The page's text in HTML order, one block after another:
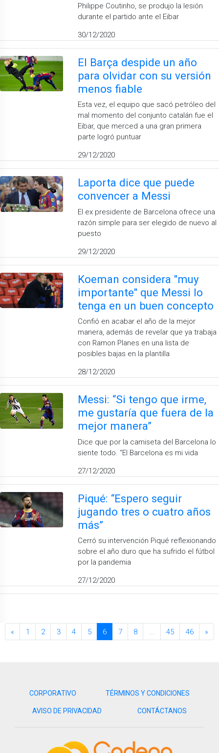
Philippe Coutinho, se produjo la lesión
durante el partido ante el Eibar
30/12/2020
El Barça despide un año
para olvidar con su versión
menos fiable
Esta vez, el equipo que sacó petróleo del
mal momento del conjunto catalán fue el
Eibar, que merced a una gran primera
parte logró puntuar
29/12/2020
Laporta dice que puede
convencer a Messi
El ex presidente de Barcelona ofrece una
razón simple para ser elegido de nuevo al
puesto
29/12/2020
Koeman considera "muy
importante" que Messi lo
tenga en un buen concepto
Confió en acabar el año de la mejor
manera, además de revelar que ya trabaja
con Ramon Planes en una lista de
posibles bajas en la plantilla
28/12/2020
Messi: “Si tengo que irme,
me gustaría que fuera de la
mejor manera”
Dice que por la camiseta del Barcelona lo
siente todo. “El Barcelona es mi vida
27/12/2020
Piqué: “Espero seguir
jugando tres o cuatro años
más”
Cerró su intervención Piqué reflexionando
sobre el año duro que ha sufrido el fútbol
por la pandemia
27/12/2020
« 1 2 3 4 5 6 7 8 45 46 »
CORPORATIVO TÉRMINOS Y CONDICIONES
AVISO DE PRIVACIDAD CONTÁCTANOS